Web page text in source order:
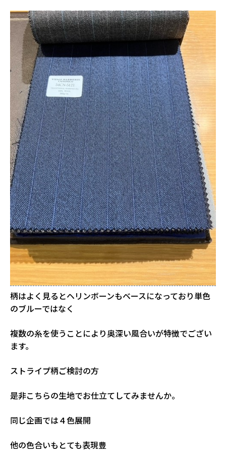
柄はよく見るとヘリンボーンもベースになっており単色
のブルーではなく
複数の糸を使うことにより奥深い風合いが特徴でござい
ます。
ストライプ柄ご検討の方
是非こちらの生地でお仕立てしてみませんか。
同じ企画では４色展開
他の色合いもとても表現豊